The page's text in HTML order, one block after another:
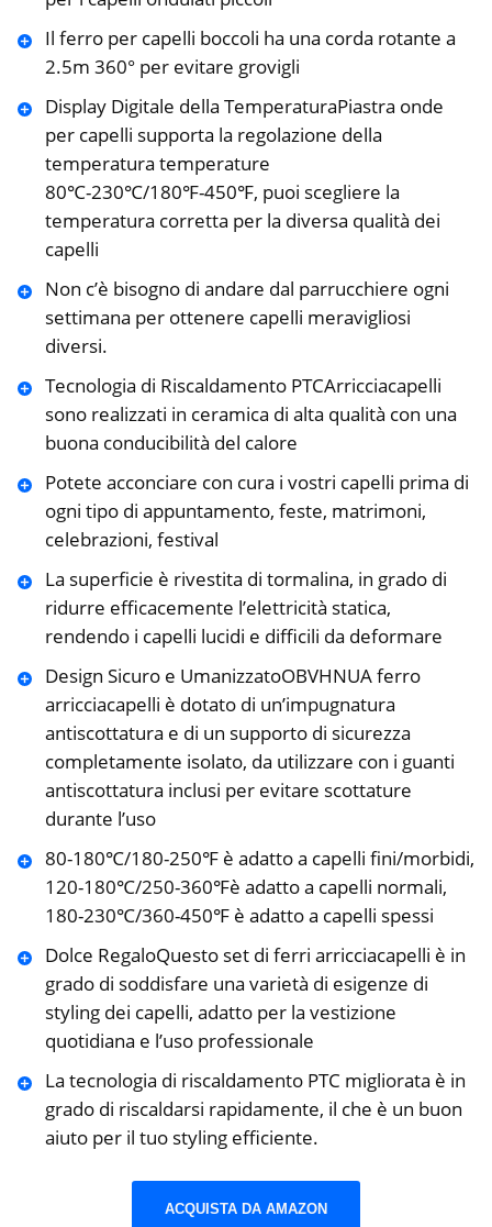
Il ferro per capelli boccoli ​ha una corda rotante a
2.5m 360° per evitare grovigli
Display Digitale della TemperaturaPiastra onde
per capelli supporta la regolazione della
temperatura temperature
80℃-230℃/180℉-450℉, puoi scegliere la
temperatura corretta per la diversa qualità dei
capelli
Non c’è bisogno di andare dal parrucchiere ogni
settimana per ottenere capelli meravigliosi
diversi.
Tecnologia di Riscaldamento PTCArricciacapelli
sono realizzati in ceramica di alta qualità con una
buona conducibilità del calore
Potete acconciare con cura i vostri capelli prima di
ogni tipo di appuntamento, feste, matrimoni,
celebrazioni, festival
La superficie è rivestita di tormalina, in grado di
ridurre efficacemente l’elettricità statica,
rendendo i capelli lucidi e difficili da deformare
Design Sicuro e UmanizzatoOBVHNUA ferro
arricciacapelli è dotato di un’impugnatura
antiscottatura e di un supporto di sicurezza
completamente isolato, da utilizzare con i guanti
antiscottatura inclusi per evitare scottature
durante l’uso
80-180℃/180-250℉ è adatto a capelli fini/morbidi,
120-180℃/250-360℉è adatto a capelli normali,
180-230℃/360-450℉ è adatto a capelli spessi
Dolce RegaloQuesto set di ferri arricciacapelli è in
grado di soddisfare una varietà di esigenze di
styling dei capelli, adatto per la vestizione
quotidiana e l’uso professionale
La tecnologia di riscaldamento PTC migliorata è in
grado di riscaldarsi rapidamente, il che è un buon
aiuto per il tuo styling efficiente.
ACQUISTA DA AMAZON